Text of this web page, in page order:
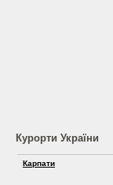
Курорти України
Карпати